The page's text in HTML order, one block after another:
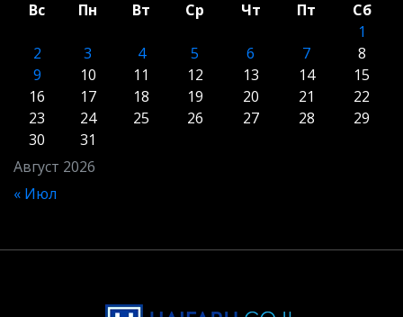
Август 2026
Вс Пн Вт Ср Чт Пт
Сб
1
2
3 4 5 6 7
8
9
10 11 12 13 14
15
16
17 18 19 20 21
22
23
24 25 26 27 28
29
30
31
« Июл